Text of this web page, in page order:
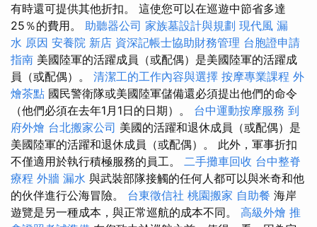
有時還可提供其他折扣。 這使您可以在巡遊中節省多達
25％的費用。 助聽器公司 家族墓設計與規劃 現代風 漏
水 原因 安養院 新店 資深記帳士協助財務管理 台胞證申請
指南 美國陸軍的活躍成員（或配偶）是美國陸軍的活躍成
員（或配偶）。 清潔工的工作內容與選擇 按摩專業課程 外
燴茶點 國民警衛隊或美國陸軍儲備還必須提出他們的命令
（他們必須在去年1月1日的日期）。 台中運動按摩服務 到
府外燴 台北搬家公司 美國的活躍和退休成員（或配偶）是
美國陸軍的活躍和退休成員（或配偶）。 此外，軍事折扣
不僅適用於執行積極服務的員工。 二手攤車回收 台中整脊
療程 外牆 漏水 與武裝部隊接觸的任何人都可以與米奇和他
的伙伴進行公海冒險。 台東徵信社 桃園搬家 自助餐 海岸
遊覽是另一種成本，與正常巡航的成本不同。 高級外燴 推